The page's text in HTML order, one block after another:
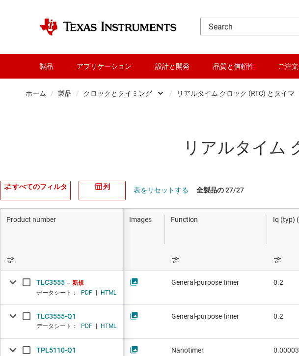
製品 アプリケーション 設計と開発 品質と信頼性 ご注
ホーム / 製品 / クロックとタイミング
クロックとタイミング
DLP 製品
インターフェイス
/ リアルタイム クロック (RTC) とタイマ
クロック ジッタ クリーナ
リアルタイム クロック
RF PLL とシンセサイザ
リアルタイム
すべてのフィルタ 列 表をリセットする 全製品の 27/27
Product number Function
Images Iq (typ)
TLC3555
新規
データシート：
PDF HTML
TLC3555-Q1
データシート： PDF HTML
TPL5110-Q1
General-purpose timer 0.2
General-purpose timer 0.2
Nanotimer